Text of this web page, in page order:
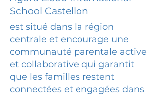
School Castellon
est situé dans la région
centrale et encourage une
communauté parentale active
et collaborative qui garantit
que les familles restent
connectées et engagées dans